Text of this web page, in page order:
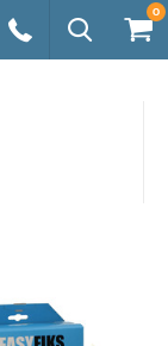
0